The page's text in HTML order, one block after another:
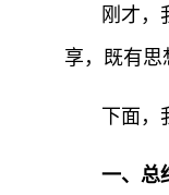
刚才，
享，既有
下面
一、总